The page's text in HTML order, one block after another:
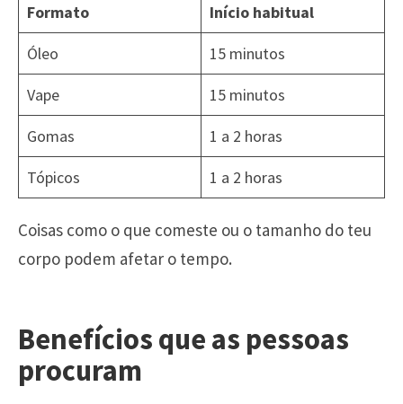
Formato
Início habitual
Óleo
15 minutos
Vape
15 minutos
Gomas
1 a 2 horas
Tópicos
1 a 2 horas
Coisas como o que comeste ou o tamanho do teu
corpo podem afetar o tempo.
Benefícios que as pessoas
procuram